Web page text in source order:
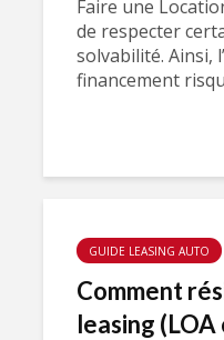
Faire une
de respecter
solvabilité. Ainsi,
financement
GUIDE LEASING AUTO
Comment
leasing (LOA